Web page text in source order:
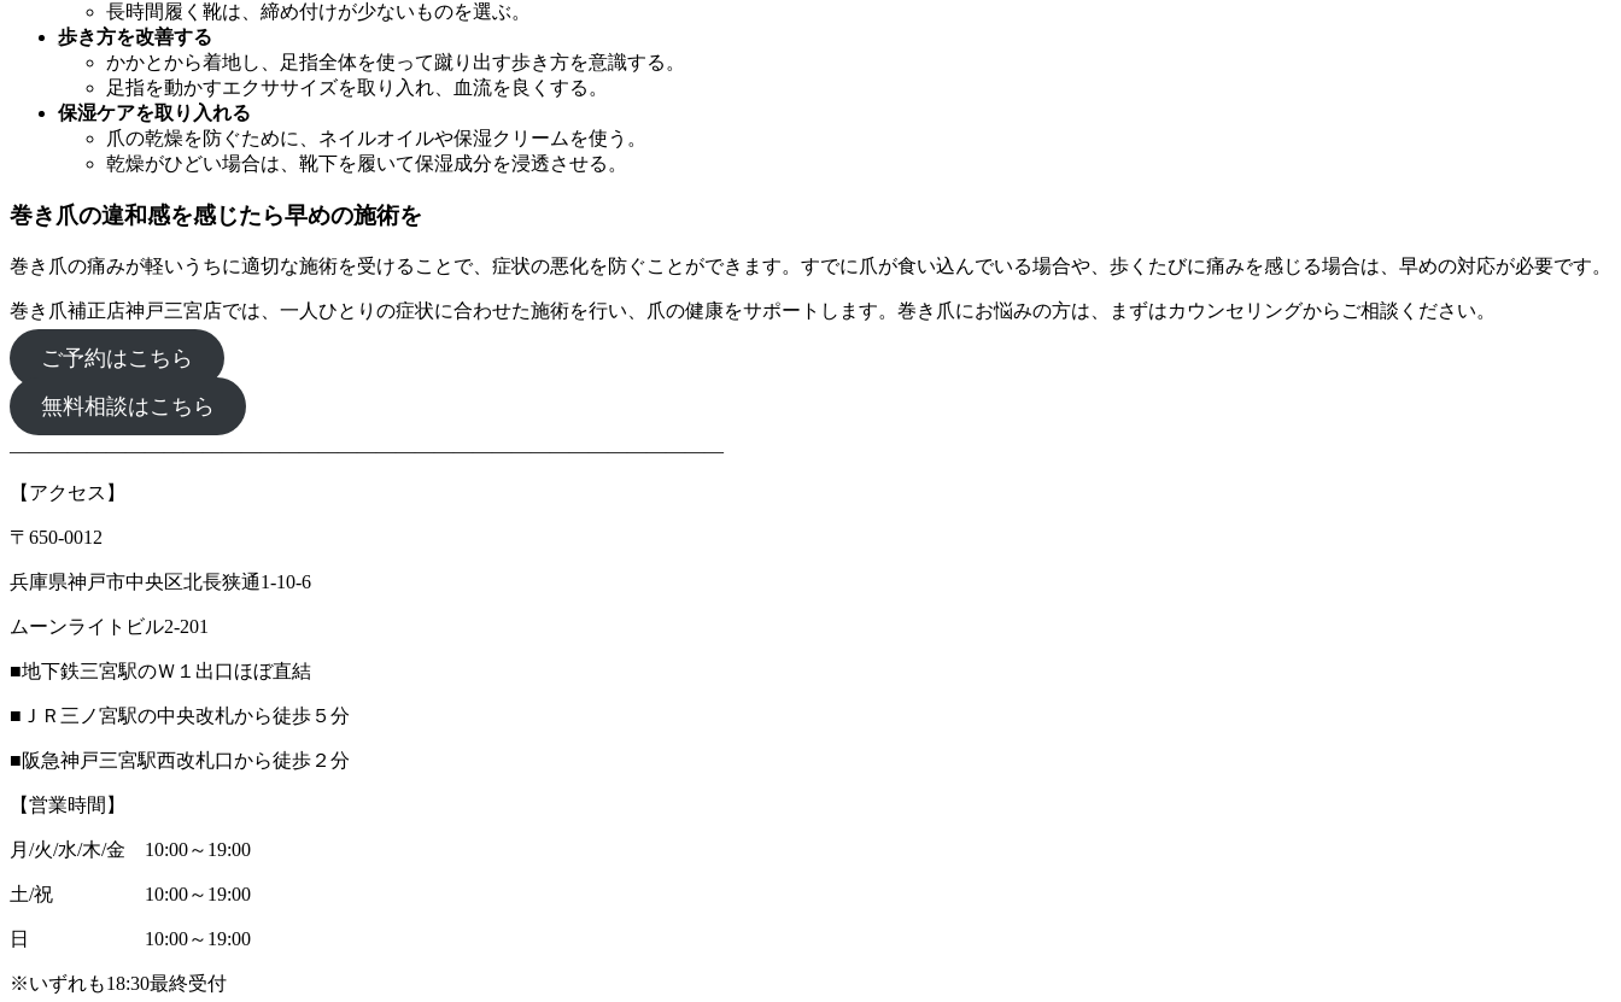
長時間履く靴は、締め付けが少ないものを選ぶ。
歩き方を改善する
かかとから着地し、足指全体を使って蹴り出す歩き方を意識する。
足指を動かすエクササイズを取り入れ、血流を良くする。
保湿ケアを取り入れる
爪の乾燥を防ぐために、ネイルオイルや保湿クリームを使う。
乾燥がひどい場合は、靴下を履いて保湿成分を浸透させる。
巻き爪の違和感を感じたら早めの施術を
巻き爪の痛みが軽いうちに適切な施術を受けることで、症状の悪化を防ぐことができます。すでに爪が食い込んでいる場合や、歩くたびに痛みを感じる場合は、早めの対応が必要です。
巻き爪補正店神戸三宮店では、一人ひとりの症状に合わせた施術を行い、爪の健康をサポートします。巻き爪にお悩みの方は、まずはカウンセリングからご相談ください。
ご予約はこちら
無料相談はこちら
―――――――――――――――――――――――――――――――――――――
【アクセス】
〒650-0012
兵庫県神戸市中央区北長狭通1-10-6
ムーンライトビル2-201
■地下鉄三宮駅のＷ１出口ほぼ直結
■ＪＲ三ノ宮駅の中央改札から徒歩５分
■阪急神戸三宮駅西改札口から徒歩２分
【営業時間】
月/火/水/木/金 10:00～19:00
土/祝 10:00～19:00
日 10:00～19:00
※いずれも18:30最終受付